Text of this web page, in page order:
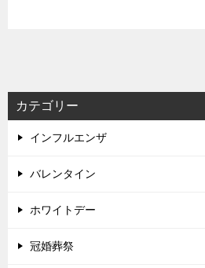
カテゴリー
インフルエンザ
バレンタイン
ホワイトデー
冠婚葬祭